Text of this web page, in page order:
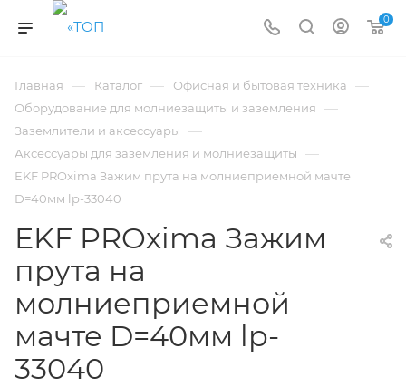
0
Главная — Каталог — Офисная и бытовая техника —
Оборудование для молниезащиты и заземления —
Заземлители и аксессуары —
Аксессуары для заземления и молниезащиты —
EKF PROxima Зажим прута на молниеприемной мачте
D=40мм lp-33040
EKF PROxima Зажим
прута на
молниеприемной
мачте D=40мм lp-
33040